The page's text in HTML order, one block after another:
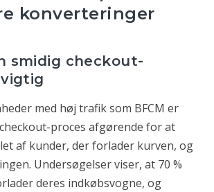
konverteringer
smidig checkout-
med høj trafik som BFCM er
proces afgørende for at
af kunder, der forlader kurven, og
Undersøgelser viser, at 70 %
deres indkøbsvogne, og